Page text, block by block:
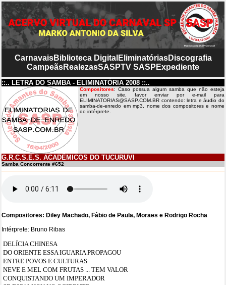
CarnavaisBiblioteca Digital EliminatóriasDiscografia
CampeãsRealezasSASPTV SASP Expediente
::.. LETRA DO SAMBA - ELIMINATÓRIA 2008 ::..
Compositores: Caso possua algum samba que não esteja
em nosso site, favor enviar por e-mail para
ELIMINATORIAS@SASP.COM.BR contendo: letra e áudio do
samba-de-enredo em mp3, nome dos compositores e nome
do intérprete.
G.R.C.S.E.S. ACADÊMICOS DO TUCURUVI
Samba Concorrente #652
Compositores: Diley Machado, Fábio de Paula, Moraes e Rodrigo Rocha
Intérprete: Bruno Ribas
DELÍCIA CHINESA
DO ORIENTE ESSA IGUARIA PROPAGOU
ENTRE POVOS E CULTURAS
NEVE E MEL COM FRUTAS ... TEM VALOR
CONQUISTANDO UM IMPERADOR